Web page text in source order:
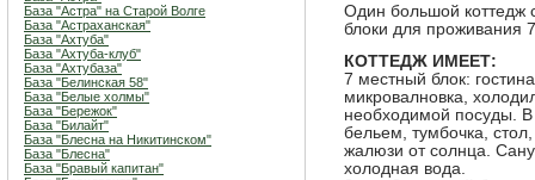
База "Астра" на Старой Волге
База "Астраханская"
База "Ахтуба"
База "Ахтуба-клуб"
База "Ахтубаза"
База "Белинская 58"
База "Белые холмы"
База "Бережок"
База "Билайт"
База "Блесна на Никитинском"
База "Блесна"
База "Бравый капитан"
Один большой коттедж
блоки для проживания
КОТТЕДЖ ИМЕЕТ:
7 местный блок:
микровалновка,
необходимой посуды. В
бельем, тумбочка,
жалюзи от солнца.
холодная вода.